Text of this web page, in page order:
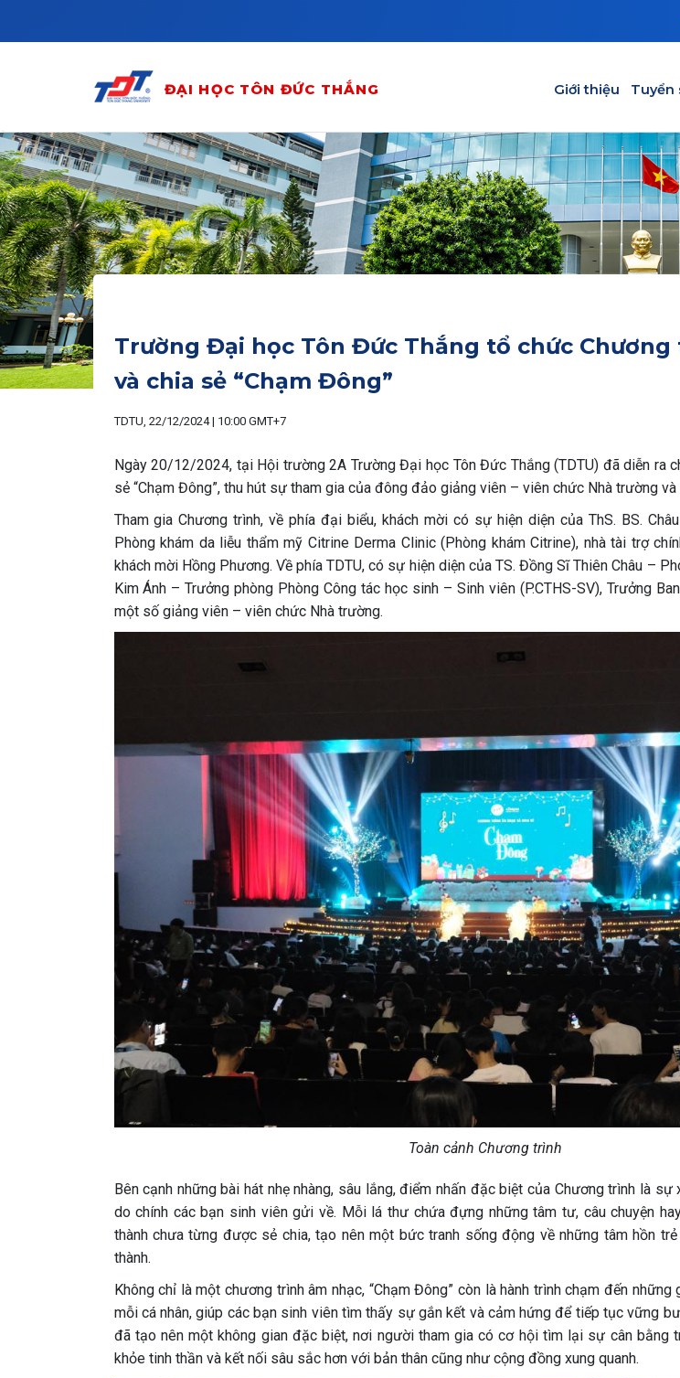
ĐẠI HỌC TÔN ĐỨC THẮNG Giới thiệu Tuyển
Trường Đại học Tôn Đức Thắng tổ chức
và chia sẻ “Chạm Đông”
TDTU, 22/12/2024 | 10:00 GMT+7
Ngày 20/12/2024, tại Hội trường 2A Trường Đại học Tôn Đức Thắng (TDTU) đã diễn ra
sẻ “Chạm Đông”, thu hút sự tham gia của đông đảo giảng viên – viên chức Nhà trường
Tham gia Chương trình, về phía đại biểu, khách mời có sự hiện diện của ThS. BS.
Phòng khám da liễu thẩm mỹ Citrine Derma Clinic (Phòng khám Citrine), nhà tài trợ
khách mời Hồng Phương. Về phía TDTU, có sự hiện diện của TS. Đồng Sĩ Thiên Châu –
Kim Ánh – Trưởng phòng Phòng Công tác học sinh – Sinh viên (P.CTHS-SV), Trưởng
một số giảng viên – viên chức Nhà trường.
Toàn cảnh Chương trình
Bên cạnh những bài hát nhẹ nhàng, sâu lắng, điểm nhấn đặc biệt của Chương trình là
do chính các bạn sinh viên gửi về. Mỗi lá thư chứa đựng những tâm tư, câu chuyện
thành chưa từng được sẻ chia, tạo nên một bức tranh sống động về những tâm hồn
thành.
Không chỉ là một chương trình âm nhạc, “Chạm Đông” còn là hành trình chạm đến
mỗi cá nhân, giúp các bạn sinh viên tìm thấy sự gắn kết và cảm hứng để tiếp tục vững
đã tạo nên một không gian đặc biệt, nơi người tham gia có cơ hội tìm lại sự cân bằng
khỏe tinh thần và kết nối sâu sắc hơn với bản thân cũng như cộng đồng xung quanh.